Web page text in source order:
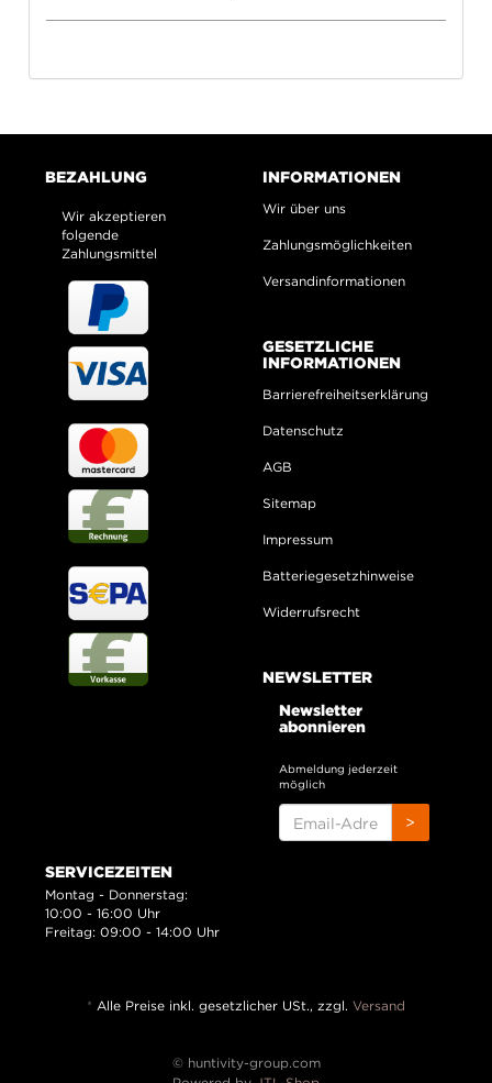
BEZAHLUNG
Wir akzeptieren
folgende
Zahlungsmittel
INFORMATIONEN
Wir über uns
Zahlungsmöglichkeiten
Versandinformationen
GESETZLICHE
INFORMATIONEN
Barrierefreiheitserklärung
Datenschutz
AGB
Sitemap
Impressum
Batteriegesetzhinweise
Widerrufsrecht
NEWSLETTER
Newsletter
abonnieren
Abmeldung jederzeit
möglich
ADRESSE
>
SERVICEZEITEN
Montag - Donnerstag:
10:00 - 16:00 Uhr
Freitag: 09:00 - 14:00 Uhr
* Alle Preise inkl. gesetzlicher USt., zzgl. Versand
© huntivity-group.com